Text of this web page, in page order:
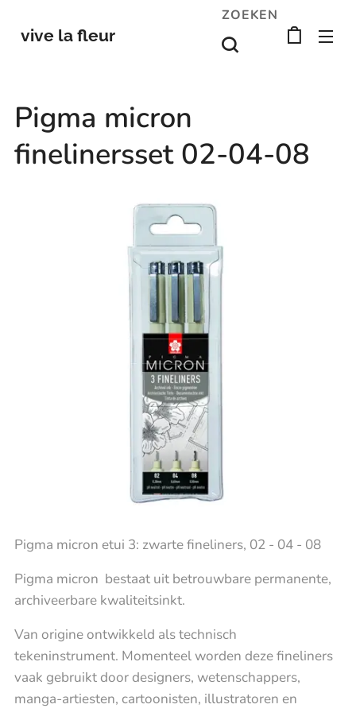
vive la fleur
ZOEKEN
Pigma micron
finelinersset 02-04-08
Pigma micron etui 3: zwarte fineliners, 02 - 04 - 08
Pigma micron bestaat uit betrouwbare permanente,
archiveerbare kwaliteitsinkt.
Van origine ontwikkeld als technisch
tekeninstrument. Momenteel worden deze fineliners
vaak gebruikt door designers, wetenschappers,
manga-artiesten, cartoonisten, illustratoren en